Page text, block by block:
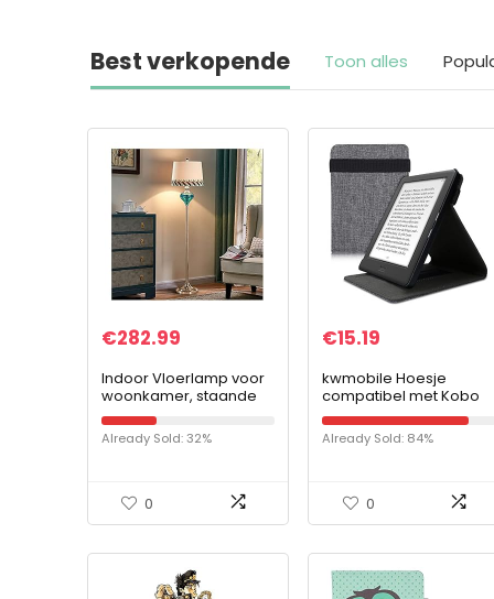
Best verkopende Toon alles
€282.99
Indoor Vloerlamp voor
woonkamer, staande
leeslampje met stof
lampenkap, moderne
design hoge poollamp
Already Sold: 32%
0
€15.19
kwmobile Hoesje
compatibel met Kobo
Glo HD/Touch 2.0 – Met
polsriem en standaard
– e-Reader
Already Sold: 84%
0